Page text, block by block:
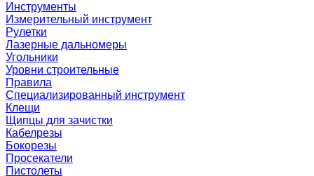
Инструменты
Измерительный инструмент
Рулетки
Лазерные дальномеры
Угольники
Уровни строительные
Правила
Специализированный инструмент
Клещи
Щипцы для зачистки
Кабелрезы
Бокорезы
Просекатели
Пистолеты